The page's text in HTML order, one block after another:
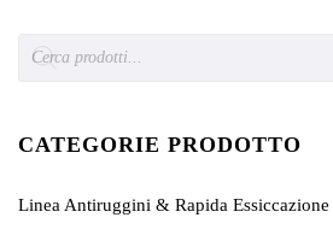
search
CATEGORIE PRODOTTO
Linea Antiruggini & Rapida Essiccazione